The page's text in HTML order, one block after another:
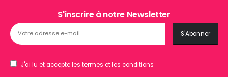
S'inscrire à notre Newsletter
J'ai lu et accepte les termes et les conditions